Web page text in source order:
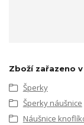
Zboží zařazeno
Šperky
Šperky náušnice
Náušnice